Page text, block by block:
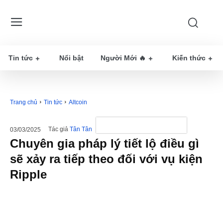
Tin tức Nổi bật Người Mới 🔥 Kiến thức
Trang chủ Tin tức Altcoin
03/03/2025 Tác giả Tân Tân
Chuyên gia pháp lý tiết lộ điều gì
sẽ xảy ra tiếp theo đối với vụ kiện
Ripple